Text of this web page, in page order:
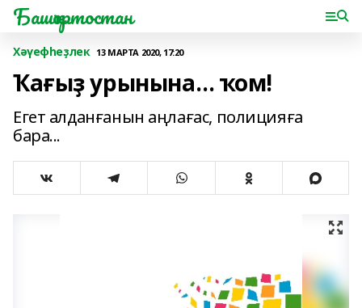
Башҡортостан
Хәүефһеҙлек 13 МАРТА 2020, 17:20
Ҡағыҙ урынына… ҡом!
Егет алданғанын аңлағас, полицияға
бара...